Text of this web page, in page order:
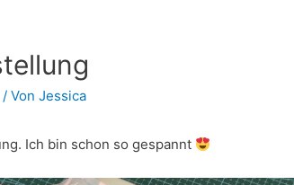
/ VonJessica
Ich bin schon so gespannt